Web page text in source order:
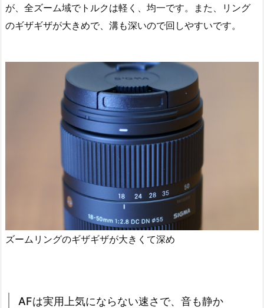
が、全ズーム域でトルクは軽く、均一です。また、リング
のギザギザが大きめで、溝も深いので回しやすいです。
ズームリングのギザギザが大きくて深め
AFは実用上気にならない速さで、音も静か